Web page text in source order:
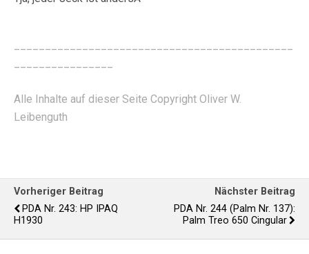
Alle Inhalte auf dieser Seite Copyright Oliver W.
Leibenguth
Vorheriger Beitrag
PDA Nr. 243: HP IPAQ
H1930
Nächster Beitrag
PDA Nr. 244 (Palm Nr. 137):
Palm Treo 650 Cingular